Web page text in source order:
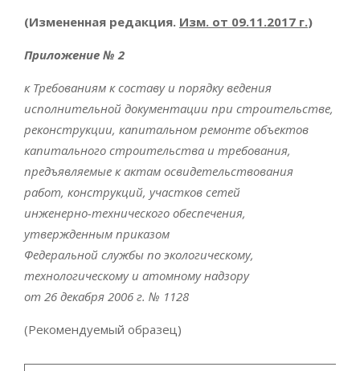
(Измененная редакция. Изм. от 09.11.2017 г.)
Приложение № 2
к Требованиям к составу и порядку ведения
исполнительной документации при строительстве,
реконструкции, капитальном ремонте объектов
капитального строительства и требования,
предъявляемые к актам освидетельствования
работ, конструкций, участков сетей
инженерно-технического обеспечения,
утвержденным приказом
Федеральной службы по экологическому,
технологическому и атомному надзору
от 26 декабря 2006 г. № 1128
(Рекомендуемый образец)